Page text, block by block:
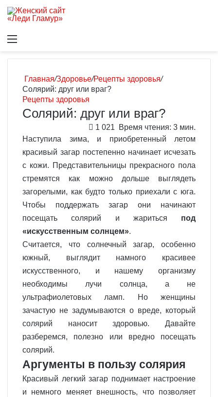
Главная/Здоровье/Рецепты здоровья/
Солярий: друг или враг?
Рецепты здоровья
Солярий: друг или враг?
1 021
Время чтения: 3 мин.
Наступила зима, и приобретенный летом
красивый загар постепенно начинает исчезать
с кожи. Представительницы прекрасного пола
стремятся как можно дольше выглядеть
загорелыми, как будто только приехали с юга.
Чтобы поддержать загар они начинают
посещать солярий и жариться под
«искусственным солнцем».
Считается, что солнечный загар, особенно
южный, выглядит намного красивее
искусственного, и нашему организму
необходимы лучи солнца, а не
ультрафиолетовых ламп. Но женщины
зачастую не задумываются о вреде, который
солярий наносит здоровью. Давайте
разберемся, полезно или вредно посещать
солярий.
Аргументы в пользу солярия
Красивый легкий загар поднимает настроение
и немного меняет внешность, что позволяет